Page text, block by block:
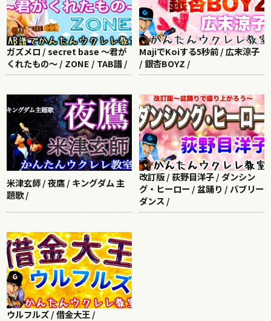
ガズメロ / secret base ～君が
くれたもの～ / ZONE / TAB譜 /
MajiでKoiする5秒前 / 広末涼子
/ 銀杏BOYZ /
米津玄師 / 夜鷹 / キングダム 主
題歌 /
改訂版 / 荻野目洋子 / ダンシン
グ・ヒーロー / 盆踊り / バブリー
ダンス /
ウルフルズ / 借金大王 /